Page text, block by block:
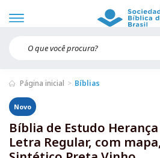
Página inicial Bíblias
Novo
Bíblia de Estudo
Letra Regular, com